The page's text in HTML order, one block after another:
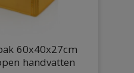
60x40x27cm
handvatten